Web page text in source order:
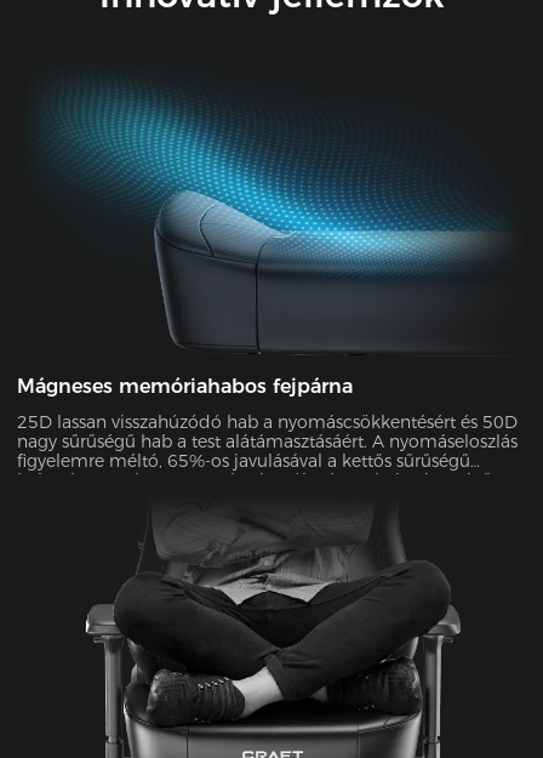
Mágneses memóriahabos fejpárna
25D lassan visszahúzódó hab a nyomáscsökkentésért és 50D
nagy sűrűségű hab a test alátámasztásáért. A nyomáseloszlás
figyelemre méltó, 65%-os javulásával a kettős sűrűségű
habunk egyenletesen osztja el a súlyt és oszlatja el a csípőre